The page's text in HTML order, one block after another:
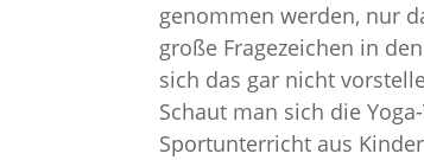
genommen werden, nur
große Fragezeichen in
sich das gar nicht
Schaut man sich die
Sportunterricht aus